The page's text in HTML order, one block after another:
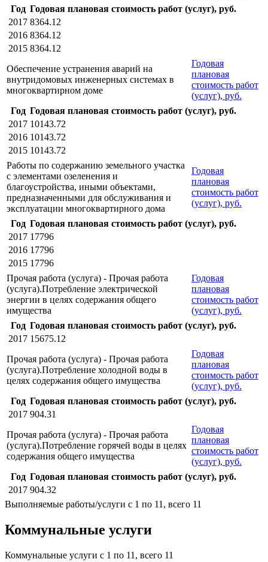
Год Годовая плановая стоимость работ (услуг), руб.
2017 8364.12
2016 8364.12
2015 8364.12
Обеспечение устранения аварий на
внутридомовых инженерных системах в
многоквартирном доме
Годовая
плановая
стоимость работ
(услуг), руб.
Год Годовая плановая стоимость работ (услуг), руб.
2017 10143.72
2016 10143.72
2015 10143.72
Работы по содержанию земельного участка
с элементами озеленения и
благоустройства, иными объектами,
предназначенными для обслуживания и
эксплуатации многоквартирного дома
Годовая
плановая
стоимость работ
(услуг), руб.
Год Годовая плановая стоимость работ (услуг), руб.
2017 17796
2016 17796
2015 17796
Прочая работа (услуга) - Прочая работа
(услуга).Потребление электрической
энергии в целях содержания общего
имущества
Годовая
плановая
стоимость работ
(услуг), руб.
Год Годовая плановая стоимость работ (услуг), руб.
2017 15675.12
Прочая работа (услуга) - Прочая работа
(услуга).Потребление холодной воды в
целях содержания общего имущества
Годовая
плановая
стоимость работ
(услуг), руб.
Год Годовая плановая стоимость работ (услуг), руб.
2017 904.31
Прочая работа (услуга) - Прочая работа
(услуга).Потребление горячей воды в целях
содержания общего имущества
Годовая
плановая
стоимость работ
(услуг), руб.
Год Годовая плановая стоимость работ (услуг), руб.
2017 904.32
Выполняемые работы/услуги с 1 по 11, всего 11
Коммунальные услуги
Коммунальные услуги с 1 по 11, всего 11